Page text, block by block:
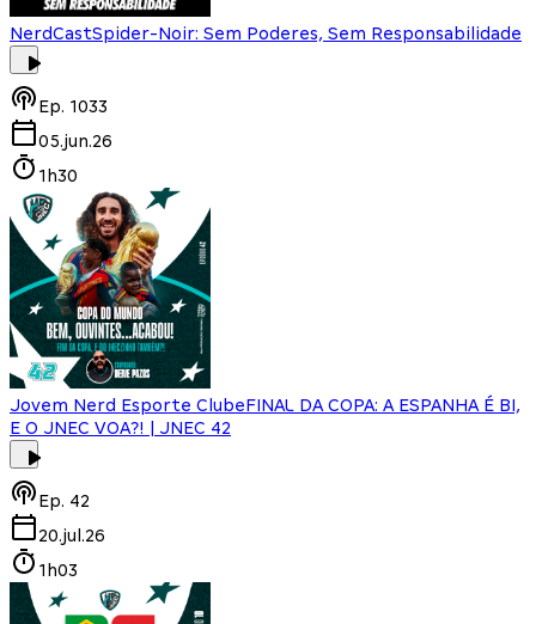
NerdCastSpider-Noir: Sem Poderes, Sem Responsabilidade
Ep. 1033
05.jun.26
1h30
Jovem Nerd Esporte ClubeFINAL DA COPA: A ESPANHA É BI,
E O JNEC VOA?! | JNEC 42
Ep. 42
20.jul.26
1h03